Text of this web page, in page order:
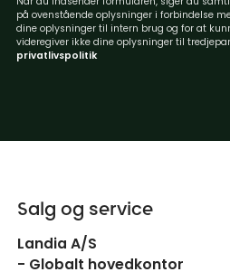
på ovenstående oplysninger i forbindelse
dine oplysninger til intern brug og for at
videregiver ikke dine oplysninger til
privatlivspolitik
Salg og service
Landia A/S
- Globalt hovedkontor